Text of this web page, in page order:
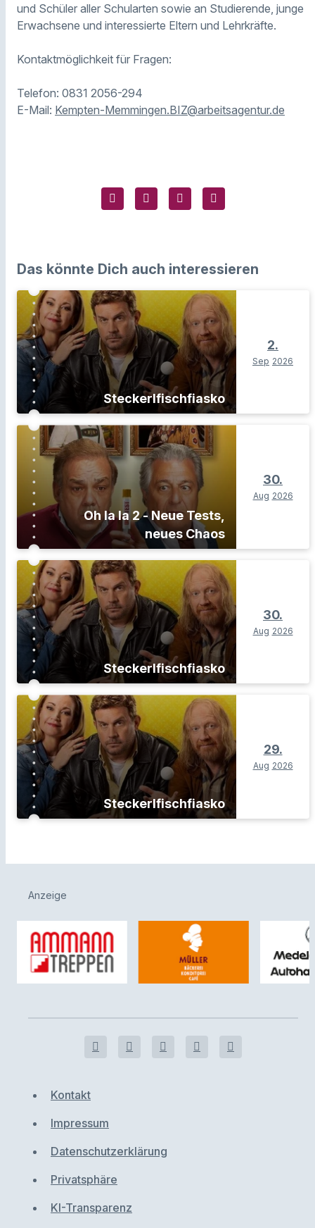
und Schüler aller Schularten sowie an Studierende, junge
Erwachsene und interessierte Eltern und Lehrkräfte.
Kontaktmöglichkeit für Fragen:
Telefon: 0831 2056-294
E-Mail: Kempten-Memmingen.BIZ@arbeitsagentur.de
Das könnte Dich auch interessieren
Steckerlfischfiasko
2.
Sep 2026
Oh la la 2 - Neue Tests,
neues Chaos
30.
Aug 2026
Steckerlfischfiasko
30.
Aug 2026
Steckerlfischfiasko
29.
Aug 2026
Anzeige
Kontakt
Impressum
Datenschutzerklärung
Privatsphäre
KI-Transparenz